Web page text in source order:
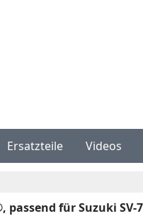
Ersatzteile Videos
für Suzuki SV-7